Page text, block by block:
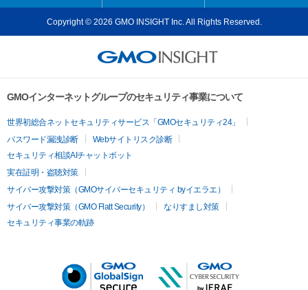
Copyright © 2026 GMO INSIGHT Inc. All Rights Reserved.
GMOインターネットグループのセキュリティ事業について
世界初総合ネットセキュリティサービス「GMOセキュリティ24」
パスワード漏洩診断
Webサイトリスク診断
セキュリティ相談AIチャットボット
実在証明・盗聴対策
サイバー攻撃対策（GMOサイバーセキュリティ byイエラエ）
サイバー攻撃対策（GMO Flatt Security）
なりすまし対策
セキュリティ事業の軌跡